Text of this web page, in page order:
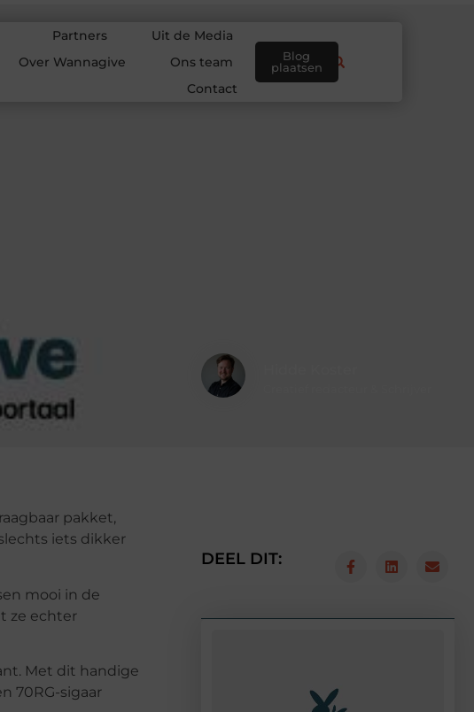
Partners
Uit de Media
Over Wannagive
Ons team
Contact
Blog
plaatsen
pakket,
iets dikker
mooi in de
ze echter
Met dit handige
70RG-sigaar
DEEL DIT: